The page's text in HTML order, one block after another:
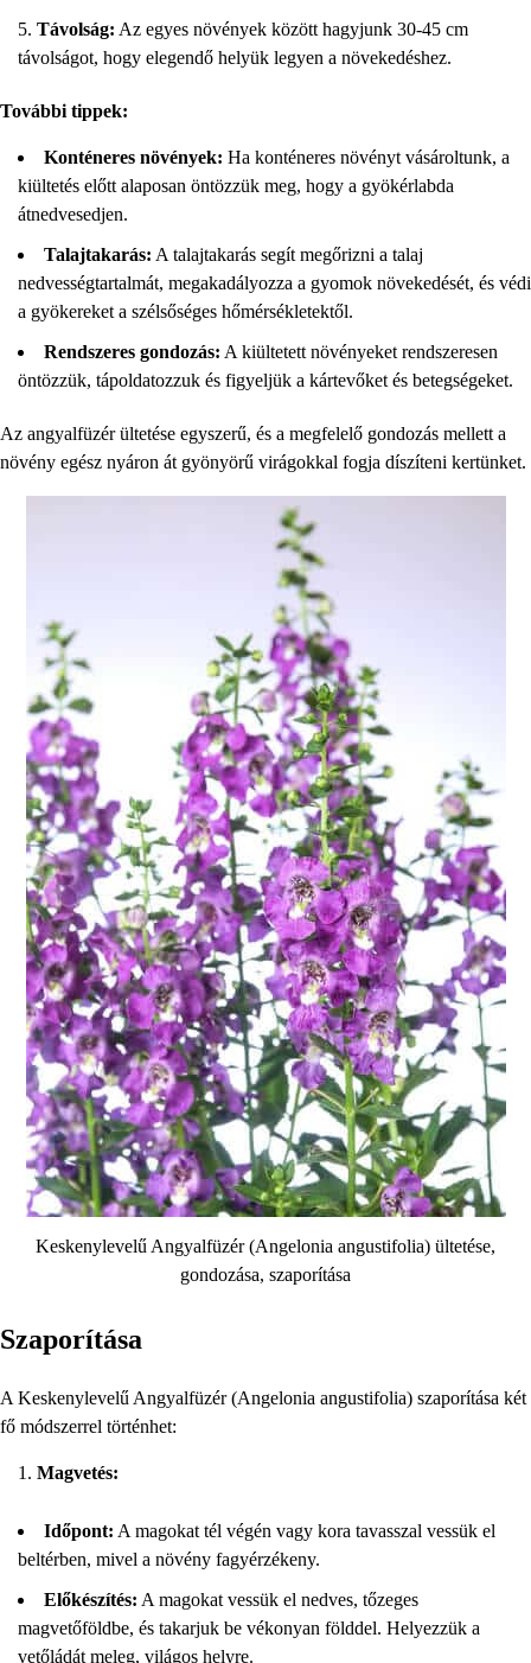
Távolság: Az egyes növények között hagyjunk 30-45 cm
távolságot, hogy elegendő helyük legyen a növekedéshez.
További tippek:
Konténeres növények: Ha konténeres növényt vásároltunk, a
kiültetés előtt alaposan öntözzük meg, hogy a gyökérlabda
átnedvesedjen.
Talajtakarás: A talajtakarás segít megőrizni a talaj
nedvességtartalmát, megakadályozza a gyomok növekedését, és védi
a gyökereket a szélsőséges hőmérsékletektől.
Rendszeres gondozás: A kiültetett növényeket rendszeresen
öntözzük, tápoldatozzuk és figyeljük a kártevőket és betegségeket.
Az angyalfüzér ültetése egyszerű, és a megfelelő gondozás mellett a
növény egész nyáron át gyönyörű virágokkal fogja díszíteni kertünket.
Keskenylevelű Angyalfüzér (Angelonia angustifolia) ültetése,
gondozása, szaporítása
Szaporítása
A Keskenylevelű Angyalfüzér (Angelonia angustifolia) szaporítása két
fő módszerrel történhet:
Magvetés:
Időpont: A magokat tél végén vagy kora tavasszal vessük el
beltérben, mivel a növény fagyérzékeny.
Előkészítés: A magokat vessük el nedves, tőzeges
magvetőföldbe, és takarjuk be vékonyan földdel. Helyezzük a
vetőládát meleg, világos helyre.